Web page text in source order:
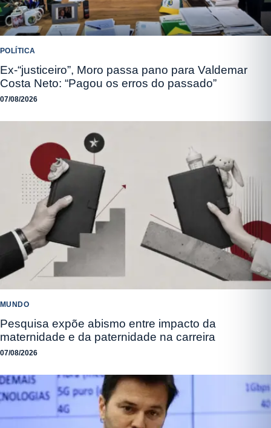
POLÍTICA
Ex-“justiceiro”, Moro passa pano para Valdemar
Costa Neto: “Pagou os erros do passado”
07/08/2026
MUNDO
Pesquisa expõe abismo entre impacto da
maternidade e da paternidade na carreira
07/08/2026